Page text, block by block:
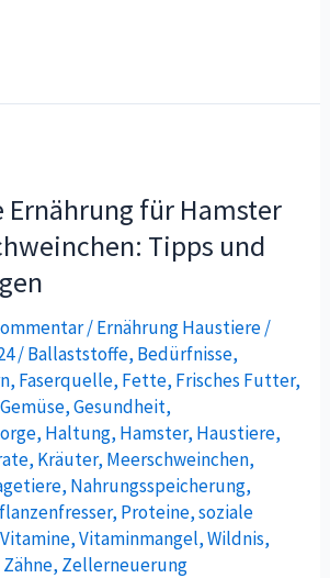
Ernährung für Hamster
Tipps und
/Ernährung Haustiere/
/Ballaststoffe, Bedürfnisse,
, Faserquelle, Fette, Frisches Futter,
Gemüse,Gesundheit,
, Haltung, Hamster, Haustiere,
, Kräuter, Meerschweinchen,
, Nahrungsspeicherung,
, Proteine,soziale
Vitamine,Vitaminmangel,Wildnis,
Zähne, Zellerneuerung